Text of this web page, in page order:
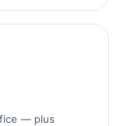
— plus